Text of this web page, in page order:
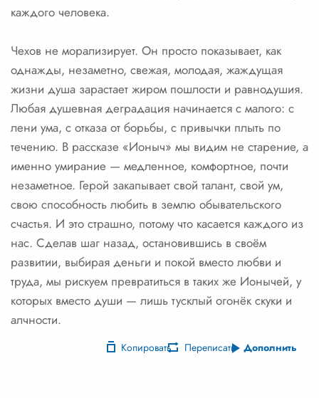
каждого человека.
Чехов не морализирует. Он просто показывает, как
однажды, незаметно, свежая, молодая, жаждущая
жизни душа зарастает жиром пошлости и равнодушия.
Любая душевная деградация начинается с малого: с
лени ума, с отказа от борьбы, с привычки плыть по
течению. В рассказе «Ионыч» мы видим не старение, а
именно умирание — медленное, комфортное, почти
незаметное. Герой закапывает свой талант, свой ум,
свою способность любить в землю обывательского
счастья. И это страшно, потому что касается каждого из
нас. Сделав шаг назад, остановившись в своём
развитии, выбирая деньги и покой вместо любви и
труда, мы рискуем превратиться в таких же Ионычей, у
которых вместо души — лишь тусклый огонёк скуки и
алчности.
Копировать Переписать Дополнить